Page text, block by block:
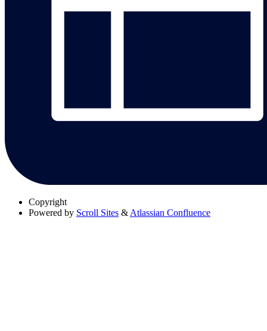
Copyright
Powered by Scroll Sites & Atlassian Confluence